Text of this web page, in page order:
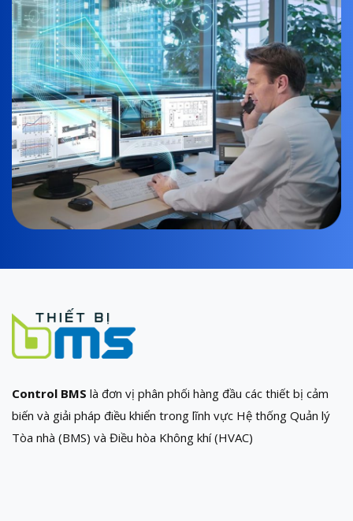
Control BMS là đơn vị phân phối hàng đầu các thiết bị cảm
biến và giải pháp điều khiển trong lĩnh vực Hệ thống Quản lý
Tòa nhà (BMS) và Điều hòa Không khí (HVAC)